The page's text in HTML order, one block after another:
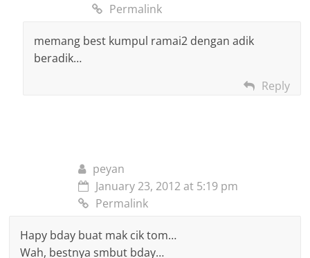
Permalink
memang best kumpul ramai2 dengan adik
beradik…
Reply
peyan
January 23, 2012 at 5:19 pm
Permalink
Hapy bday buat mak cik tom…
Wah, bestnya smbut bday…